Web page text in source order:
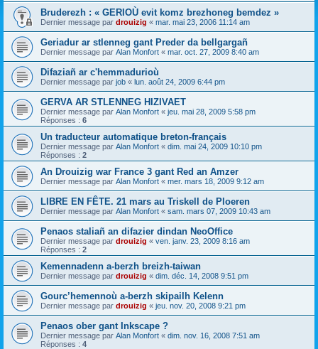
Bruderezh : « GERIOÙ evit komz brezhoneg bemdez »
Dernier message par drouizig « mar. mai 23, 2006 11:14 am
Geriadur ar stlenneg gant Preder da bellgargañ
Dernier message par Alan Monfort « mar. oct. 27, 2009 8:40 am
Difaziañ ar c'hemmadurioù
Dernier message par job « lun. août 24, 2009 6:44 pm
GERVA AR STLENNEG HIZIVAET
Dernier message par Alan Monfort « jeu. mai 28, 2009 5:58 pm
Réponses : 6
Un traducteur automatique breton-français
Dernier message par Alan Monfort « dim. mai 24, 2009 10:10 pm
Réponses : 2
An Drouizig war France 3 gant Red an Amzer
Dernier message par Alan Monfort « mer. mars 18, 2009 9:12 am
LIBRE EN FÊTE. 21 mars au Triskell de Ploeren
Dernier message par Alan Monfort « sam. mars 07, 2009 10:43 am
Penaos staliañ an difazier dindan NeoOffice
Dernier message par drouizig « ven. janv. 23, 2009 8:16 am
Réponses : 2
Kemennadenn a-berzh breizh-taiwan
Dernier message par drouizig « dim. déc. 14, 2008 9:51 pm
Gourc’hemennoù a-berzh skipailh Kelenn
Dernier message par drouizig « jeu. nov. 20, 2008 9:21 pm
Penaos ober gant Inkscape ?
Dernier message par Alan Monfort « dim. nov. 16, 2008 7:51 am
Réponses : 4